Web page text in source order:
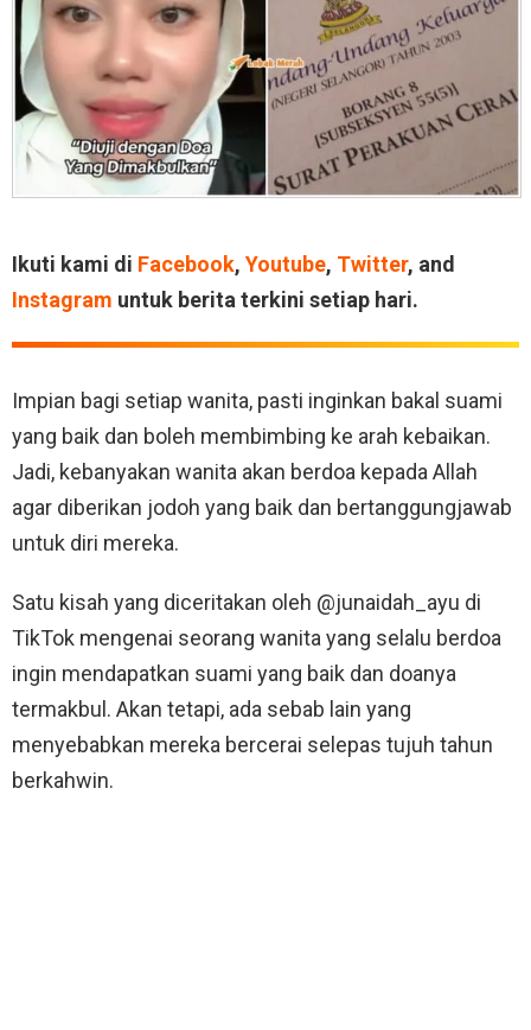
Ikuti kami di Facebook, Youtube, Twitter, and
Instagram untuk berita terkini setiap hari.
Impian bagi setiap wanita, pasti inginkan bakal suami
yang baik dan boleh membimbing ke arah kebaikan.
Jadi, kebanyakan wanita akan berdoa kepada Allah
agar diberikan jodoh yang baik dan bertanggungjawab
untuk diri mereka.
Satu kisah yang diceritakan oleh @junaidah_ayu di
TikTok mengenai seorang wanita yang selalu berdoa
ingin mendapatkan suami yang baik dan doanya
termakbul. Akan tetapi, ada sebab lain yang
menyebabkan mereka bercerai selepas tujuh tahun
berkahwin.